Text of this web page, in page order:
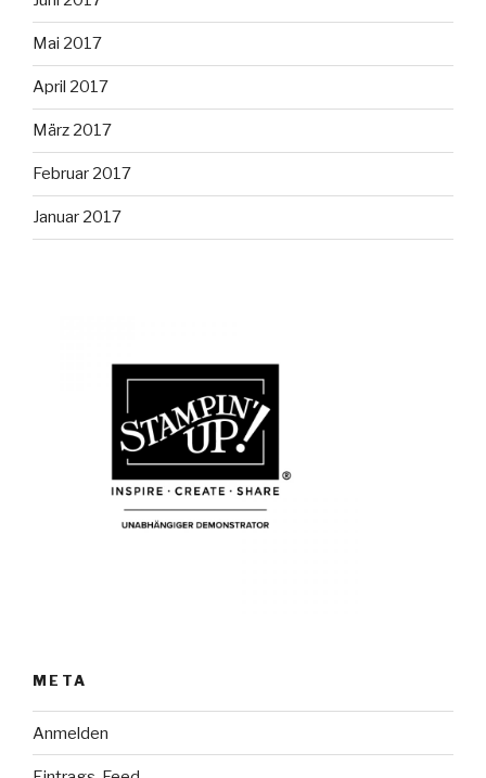
Mai 2017
April 2017
März 2017
Februar 2017
Januar 2017
META
Anmelden